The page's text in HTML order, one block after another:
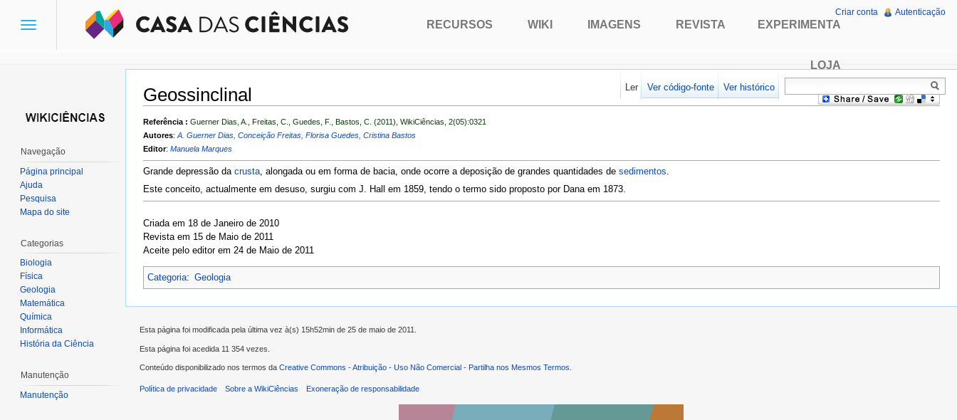
Geossinclinal
Ir para:navegação,pesquisa
Referência : Guerner Dias, A., Freitas, C., Guedes, F., Bastos, C. (2011), WikiCiências, 2(05):0321
Autores: A. Guerner Dias, Conceição Freitas, Florisa Guedes, Cristina Bastos
Editor: Manuela Marques
Grande depressão da crusta, alongada ou em forma de bacia, onde ocorre a deposição de grandes quantidades de sedimentos.
Este conceito, actualmente em desuso, surgiu com J. Hall em 1859, tendo o termo sido proposto por Dana em 1873.
Criada em 18 de Janeiro de 2010
Revista em 15 de Maio de 2011
Aceite pelo editor em 24 de Maio de 2011
Categoria: Geologia
Toggle
RECURSOS WIKI IMAGENS REVISTA EXPERIMENTA
LOJA
Criar conta Autenticação
Ler Ver código-fonte Ver histórico
Navegação
Página principal
Ajuda
Pesquisa
Mapa do site
Categorias
Biologia
Física
Geologia
Matemática
Química
Informática
História da Ciência
Manutenção
Manutenção
Esta página foi modificada pela última vez à(s) 15h52min de 25 de maio de 2011.
Esta página foi acedida 11 354 vezes.
Conteúdo disponibilizado nos termos da Creative Commons - Atribuição - Uso Não Comercial - Partilha nos Mesmos Termos
Política de privacidade Sobre a WikiCiências Exoneração de responsabilidade